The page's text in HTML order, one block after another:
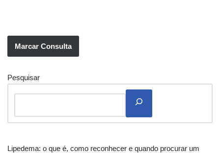
Marcar Consulta
Pesquisar
Lipedema: o que é, como reconhecer e quando procurar um